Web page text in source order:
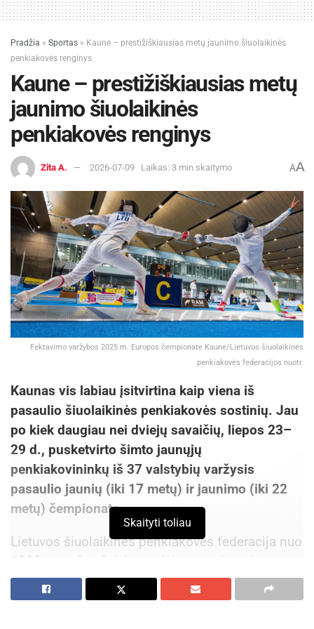
Pradžia » Sportas » Kaune – prestižiškiausias metų jaunimo šiuolaikinės
penkiakovės renginys
Kaune – prestižiškiausias metų
jaunimo šiuolaikinės
penkiakovės renginys
Zita A. 2026-07-09 Laikas: 3 min skaitymo AA
Fektavimo varžybos 2025 m. Europos čempionate Kaune/Lietuvos šiuolaikinės
penkiakovės federacijos nuotr.
Kaunas vis labiau įsitvirtina kaip viena iš
pasaulio šiuolaikinės penkiakovės sostinių. Jau
po kiek daugiau nei dviejų savaičių, liepos 23–
29 d., pusketvirto šimto jaunųjų
penkiakovininkų iš 37 valstybių varžysis
pasaulio jaunių (iki 17 metų) ir jaunimo (iki 22
metų) čempionate.
Lietuvos šiuolaikinės penkiakovės federacija nuo
2023 m. mūsų šalyje pradėjo organizuoti
aukščiausio lygio renginius. Varžybų lygis
nuosekliai augo – nuo jaunimo čempionatų iki
Skaityti toliau